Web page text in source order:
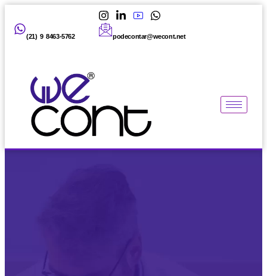
(21) 9 8463-5762 podecontar@wecont.net